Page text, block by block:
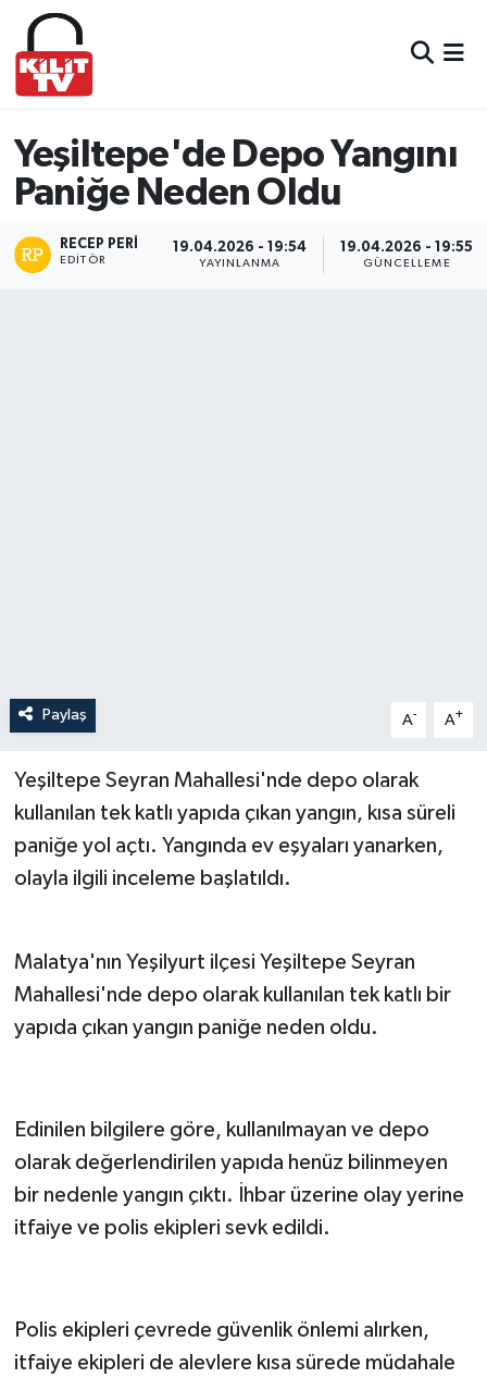
Yeşiltepe'de Depo Yangını
Paniğe Neden Oldu
RECEP PERI
EDITÖR
19.04.2026 - 19:54
YAYINLANMA
19.04.2026 - 19:55
GÜNCELLEME
Paylaş A- A+
Yeşiltepe Seyran Mahallesi'nde depo olarak
kullanılan tek katlı yapıda çıkan yangın, kısa süreli
paniğe yol açtı. Yangında ev eşyaları yanarken,
olayla ilgili inceleme başlatıldı.
Malatya'nın Yeşilyurt ilçesi Yeşiltepe Seyran
Mahallesi'nde depo olarak kullanılan tek katlı bir
yapıda çıkan yangın paniğe neden oldu.
Edinilen bilgilere göre, kullanılmayan ve depo
olarak değerlendirilen yapıda henüz bilinmeyen
bir nedenle yangın çıktı. İhbar üzerine olay yerine
itfaiye ve polis ekipleri sevk edildi.
Polis ekipleri çevrede güvenlik önlemi alırken,
itfaiye ekipleri de alevlere kısa sürede müdahale
Hava Durumu
Trafik Durumu
Süper Lig Puan Durumu ve Fikstür
Tüm Manşetler